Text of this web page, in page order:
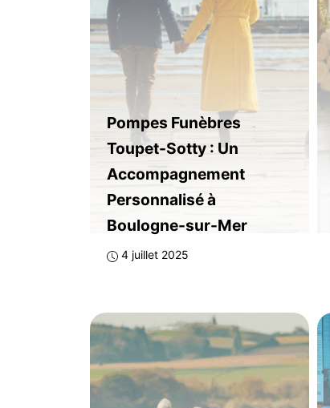
Pompes Funèbres
Toupet-Sotty : Un
Accompagnement
Personnalisé à
Boulogne-sur-Mer
4 juillet 2025